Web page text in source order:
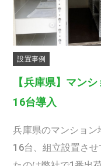
設置事例
【兵庫県】マン
16台導入
兵庫県のマンショ
16台、組立設置さ